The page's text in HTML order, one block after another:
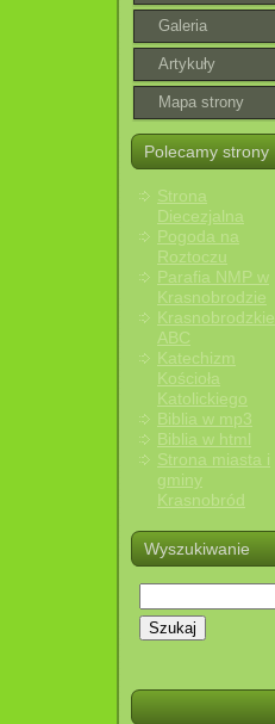
Bożego
Galeria
roztoczańska
Artykuły
Mapa strony
Polecamy strony
Strona
Diecezjalna
Pogoda na
Roztoczu
Parafia NMP w
Krasnobrodzie
Krasnobrodzkie
ABC
Katechizm
Kościoła
Katolickiego
Biblia w mp3
Biblia w html
Strona miasta i
gminy
Krasnobród
Wyszukiwanie
Szukaj